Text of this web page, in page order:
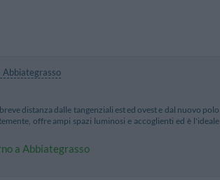
Abbiategrasso
distanza dalle tangenziali est ed ovest e dal nuovo polo
offre ampi spazi luminosi e accoglienti ed è l'ideale
a Abbiategrasso